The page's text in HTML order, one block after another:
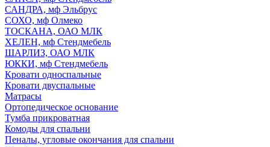
САНДРА, мф Эльбрус
СОХО, мф Олмеко
ТОСКАНА, ОАО МЛК
ХЕЛЕН, мф Стендмебель
ШАРЛИЗ, ОАО МЛК
ЮККИ, мф Стендмебель
Кровати односпальные
Кровати двуспальные
Матрасы
Ортопедическое основание
Тумба прикроватная
Комоды для спальни
Пеналы, угловые окончания для спальни